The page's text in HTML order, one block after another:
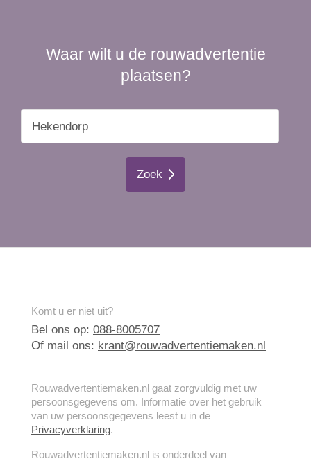
Waar wilt u de rouwadvertentie
plaatsen?
Zoek
Komt u er niet uit?
Bel ons op: 088-8005707
Of mail ons: krant@rouwadvertentiemaken.nl
Rouwadvertentiemaken.nl gaat zorgvuldig met uw
persoonsgegevens om. Informatie over het gebruik
van uw persoonsgegevens leest u in de
Privacyverklaring.
Rouwadvertentiemaken.nl is onderdeel van